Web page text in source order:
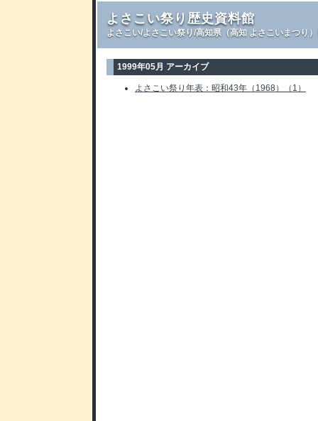
よさこい祭り歴史資料館
よさこい/よさこい祭り/高知県（高知 よさこいまつり
1999年05月 アーカイブ
よさこい祭り年表：昭和43年（1968）（1）